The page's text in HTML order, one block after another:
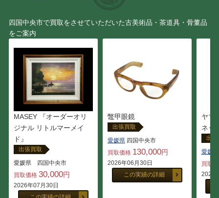
四国中央市で買取をさせていただいた古美術品・茶道具・骨董品
をご案内
MASEY 『オーダーオリ
ジナル リトルマーメイ
ド』
出張買取
愛媛県 四国中央市
買取価格 30,000円
2026年07月30日
鼈甲眼鏡
出張買取
愛媛県 四国中央市
買取価格 130,000円
2026年06月30日
この実績の詳細
ヤマ
ネッ
出
愛媛県
買取
2026